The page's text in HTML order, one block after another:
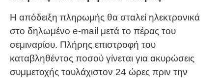
Η απόδειξη πληρωμής θα σταλεί ηλεκτρονικά
στο δηλωμένο e-mail μετά το πέρας του
σεμιναρίου. Πλήρης επιστροφή του
καταβληθέντος ποσού γίνεται για ακυρώσεις
συμμετοχής τουλάχιστον 24 ώρες πριν την